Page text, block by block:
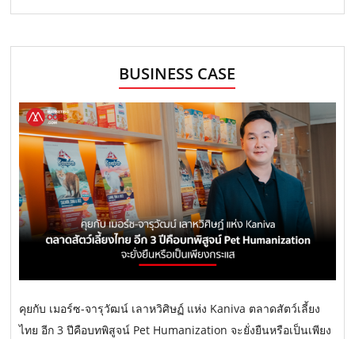
BUSINESS CASE
คุยกับ เมอร์ซ-จารุวัฒน์ เลาหวิศิษฏ์ แห่ง Kaniva ตลาดสัตว์เลี้ยง
ไทย อีก 3 ปีคือบทพิสูจน์ Pet Humanization จะยั่งยืนหรือเป็นเพียง